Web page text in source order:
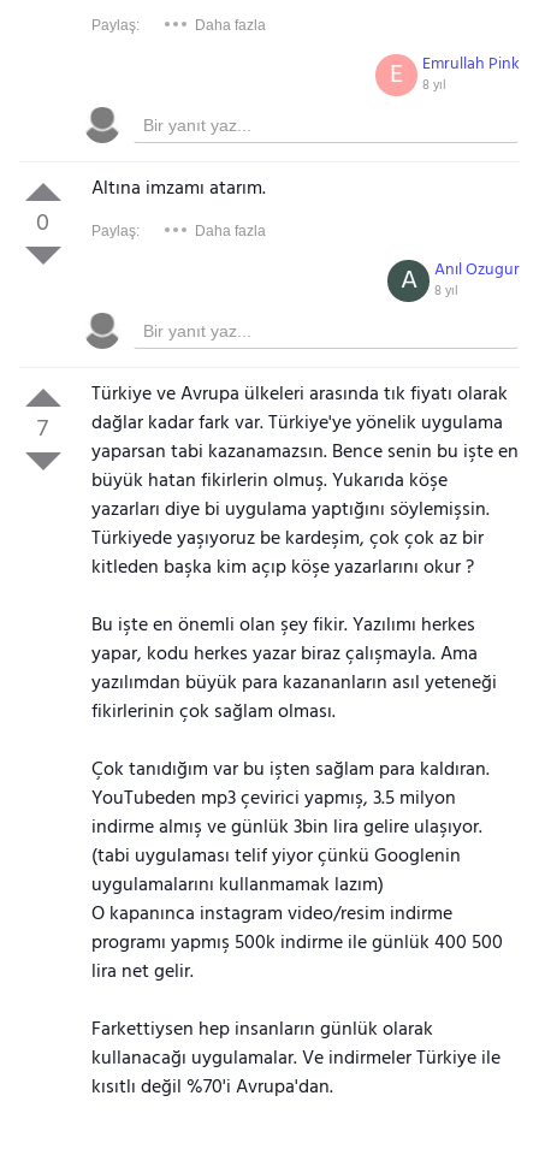
Paylaş: Daha fazla
Emrullah Pink
8 yıl
E
0
Altına imzamı atarım.
Paylaş: Daha fazla
Anıl Ozugur
8 yıl
A
7
Türkiye ve Avrupa ülkeleri arasında tık fiyatı olarak
dağlar kadar fark var. Türkiye'ye yönelik uygulama
yaparsan tabi kazanamazsın. Bence senin bu işte en
büyük hatan fikirlerin olmuş. Yukarıda köşe
yazarları diye bi uygulama yaptığını söylemişsin.
Türkiyede yaşıyoruz be kardeşim, çok çok az bir
kitleden başka kim açıp köşe yazarlarını okur ?
Bu işte en önemli olan şey fikir. Yazılımı herkes
yapar, kodu herkes yazar biraz çalışmayla. Ama
yazılımdan büyük para kazananların asıl yeteneği
fikirlerinin çok sağlam olması.
Çok tanıdığım var bu işten sağlam para kaldıran.
YouTubeden mp3 çevirici yapmış, 3.5 milyon
indirme almış ve günlük 3bin lira gelire ulaşıyor.
(tabi uygulaması telif yiyor çünkü Googlenin
uygulamalarını kullanmamak lazım)
O kapanınca instagram video/resim indirme
programı yapmış 500k indirme ile günlük 400 500
lira net gelir.
Farkettiysen hep insanların günlük olarak
kullanacağı uygulamalar. Ve indirmeler Türkiye ile
kısıtlı değil %70'i Avrupa'dan.